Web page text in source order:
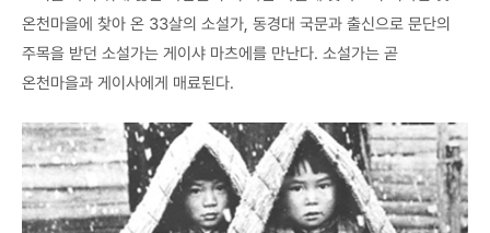
온천마을에 찾아 온 33살의 소설가, 동경대 국문과 출신으로 문단의
주목을 받던 소설가는 게이샤 마츠에를 만난다. 소설가는 곧
온천마을과 게이사에게 매료된다.